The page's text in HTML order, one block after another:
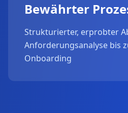
Bewährter
Strukturierter, erprobter
Anforderungsanalyse bis
Onboarding